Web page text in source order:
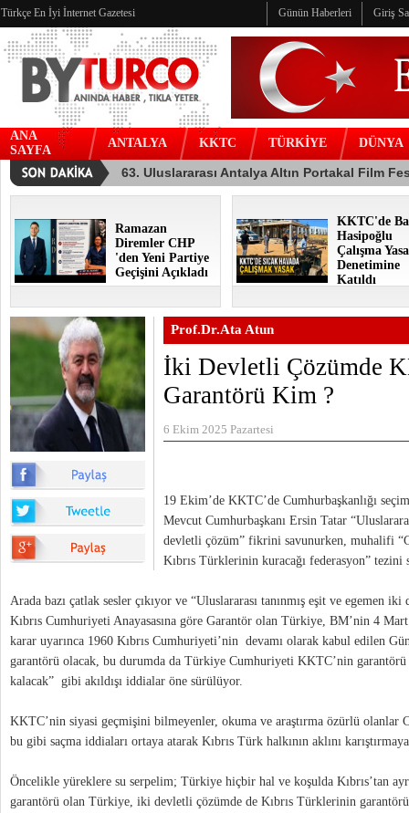
Türkçe En İyi İnternet Gazetesi Günün Haberleri Giriş
ANA
SAYFA
ANTALYA KKTC TÜRKİYE DÜNYA
Ramazan
Diremler CHP
'den Yeni Partiye
Geçişini Açıkladı
KKTC'de
Hasipoğlu
Çalışma
Denetimine
Katıldı
Prof.Dr.Ata Atun
İki Devletli Çözümde
Garantörü Kim ?
6 Ekim 2025 Pazartesi
19 Ekim’de KKTC’de Cumhurbaşkanlığı
Mevcut Cumhurbaşkanı Ersin Tatar
devletli çözüm” fikrini savunurken, muhalifi
Kıbrıs Türklerinin kuracağı federasyon” tezini
Arada bazı çatlak sesler çıkıyor ve “Uluslararası tanınmış eşit ve egemen
Kıbrıs Cumhuriyeti Anayasasına göre Garantör olan Türkiye, BM’nin 4
karar uyarınca 1960 Kıbrıs Cumhuriyeti’nin devamı olarak kabul edilen
garantörü olacak, bu durumda da Türkiye Cumhuriyeti KKTC’nin
kalacak” gibi akıldışı iddialar öne sürülüyor.
KKTC’nin siyasi geçmişini bilmeyenler, okuma ve araştırma özürlü olanlar
bu gibi saçma iddiaları ortaya atarak Kıbrıs Türk halkının aklını
Öncelikle yüreklere su serpelim; Türkiye hiçbir hal ve koşulda Kıbrıs’tan
garantörü olan Türkiye, iki devletli çözümde de Kıbrıs Türklerinin